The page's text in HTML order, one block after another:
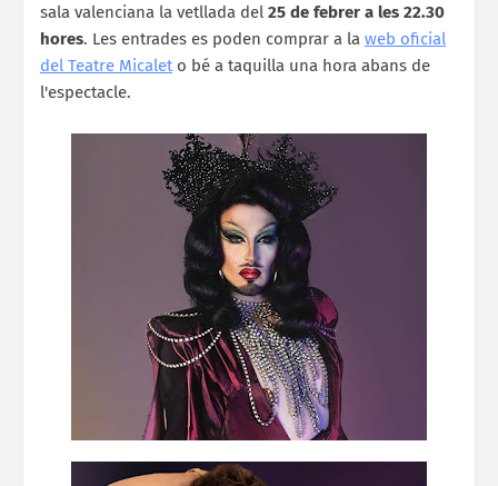
sala valenciana la vetllada del 25 de febrer a les 22.30
hores. Les entrades es poden comprar a la web oficial
del Teatre Micaleto bé a taquilla una hora abans de
l'espectacle.